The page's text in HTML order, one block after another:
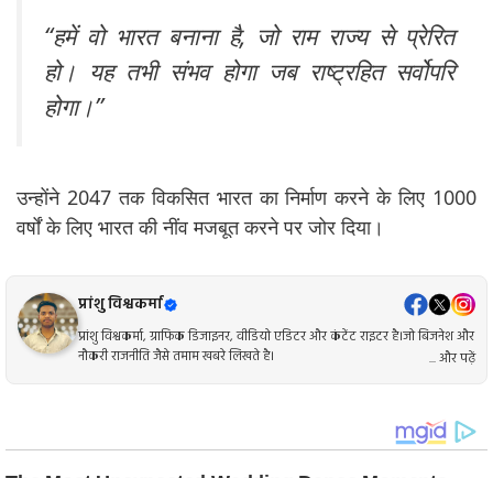
“हमें वो भारत बनाना है, जो राम राज्य से प्रेरित
हो। यह तभी संभव होगा जब राष्ट्रहित सर्वोपरि
होगा।”
उन्होंने 2047 तक विकसित भारत का निर्माण करने के लिए 1000
वर्षों के लिए भारत की नींव मजबूत करने पर जोर दिया।
प्रांशु विश्वकर्मा
प्रांशु विश्वकर्मा, ग्राफिक डिजाइनर, वीडियो एडिटर और कंटेंट राइटर है।जो बिजनेश और
नौकरी राजनीति जैसे तमाम खबरे लिखते है।
... और पढ़ें